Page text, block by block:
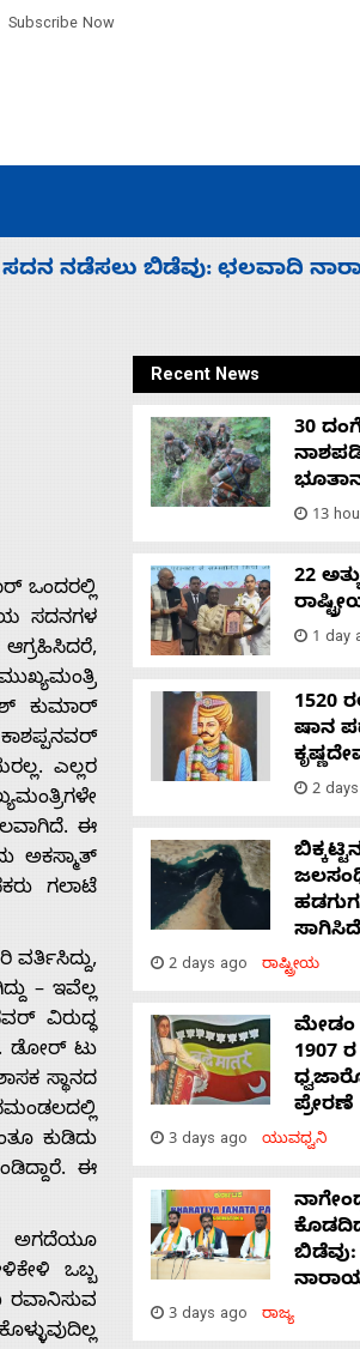
Subscribe Now
ಮತ್ತು ಹೈಕಮಾಂಡ್
ಒಂದರಲ್ಲಿ
ಸದನಗಳ
ಆಗ್ರಹಿಸಿದರೆ,
ಕುಮಾರ್
ಎಲ್ಲರ
ಈ
ಅಕಸ್ಮಾತ್
ಗಲಾಟೆ
– ಇವೆಲ್ಲ
ವಿರುದ್ಧ
ಡೋರ್ ಟು
ಸ್ಥಾನದ
ಕುಡಿದು
ಈ
ಅಗದೆಯೂ
ಒಬ್ಬ
ರವಾನಿಸುವ
Recent News
30
13
22
1 day
1520
ಷಾನ
2
2 days ago ರಾಷ್ಟ್ರೀಯ
ಮೇಡಂ
1907
ಪ್ರೇರಣೆ
3 days ago ಯುವಧ್ವನಿ
3 days ago ರಾಜ್ಯ